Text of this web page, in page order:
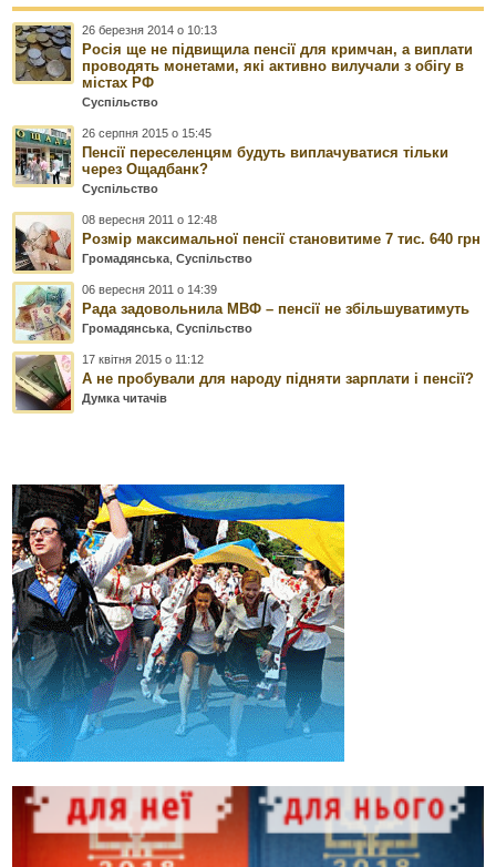
26 березня 2014 о 10:13
Росія ще не підвищила пенсії для кримчан, а виплати
проводять монетами, які активно вилучали з обігу в
містах РФ
Суспільство
26 серпня 2015 о 15:45
Пенсії переселенцям будуть виплачуватися тільки
через Ощадбанк?
Суспільство
08 вересня 2011 о 12:48
Розмір максимальної пенсії становитиме 7 тис. 640 грн
Громадянська ,Суспільство
06 вересня 2011 о 14:39
Рада задовольнила МВФ – пенсії не збільшуватимуть
Громадянська ,Суспільство
17 квітня 2015 о 11:12
А не пробували для народу підняти зарплати і пенсії?
Думка читачів